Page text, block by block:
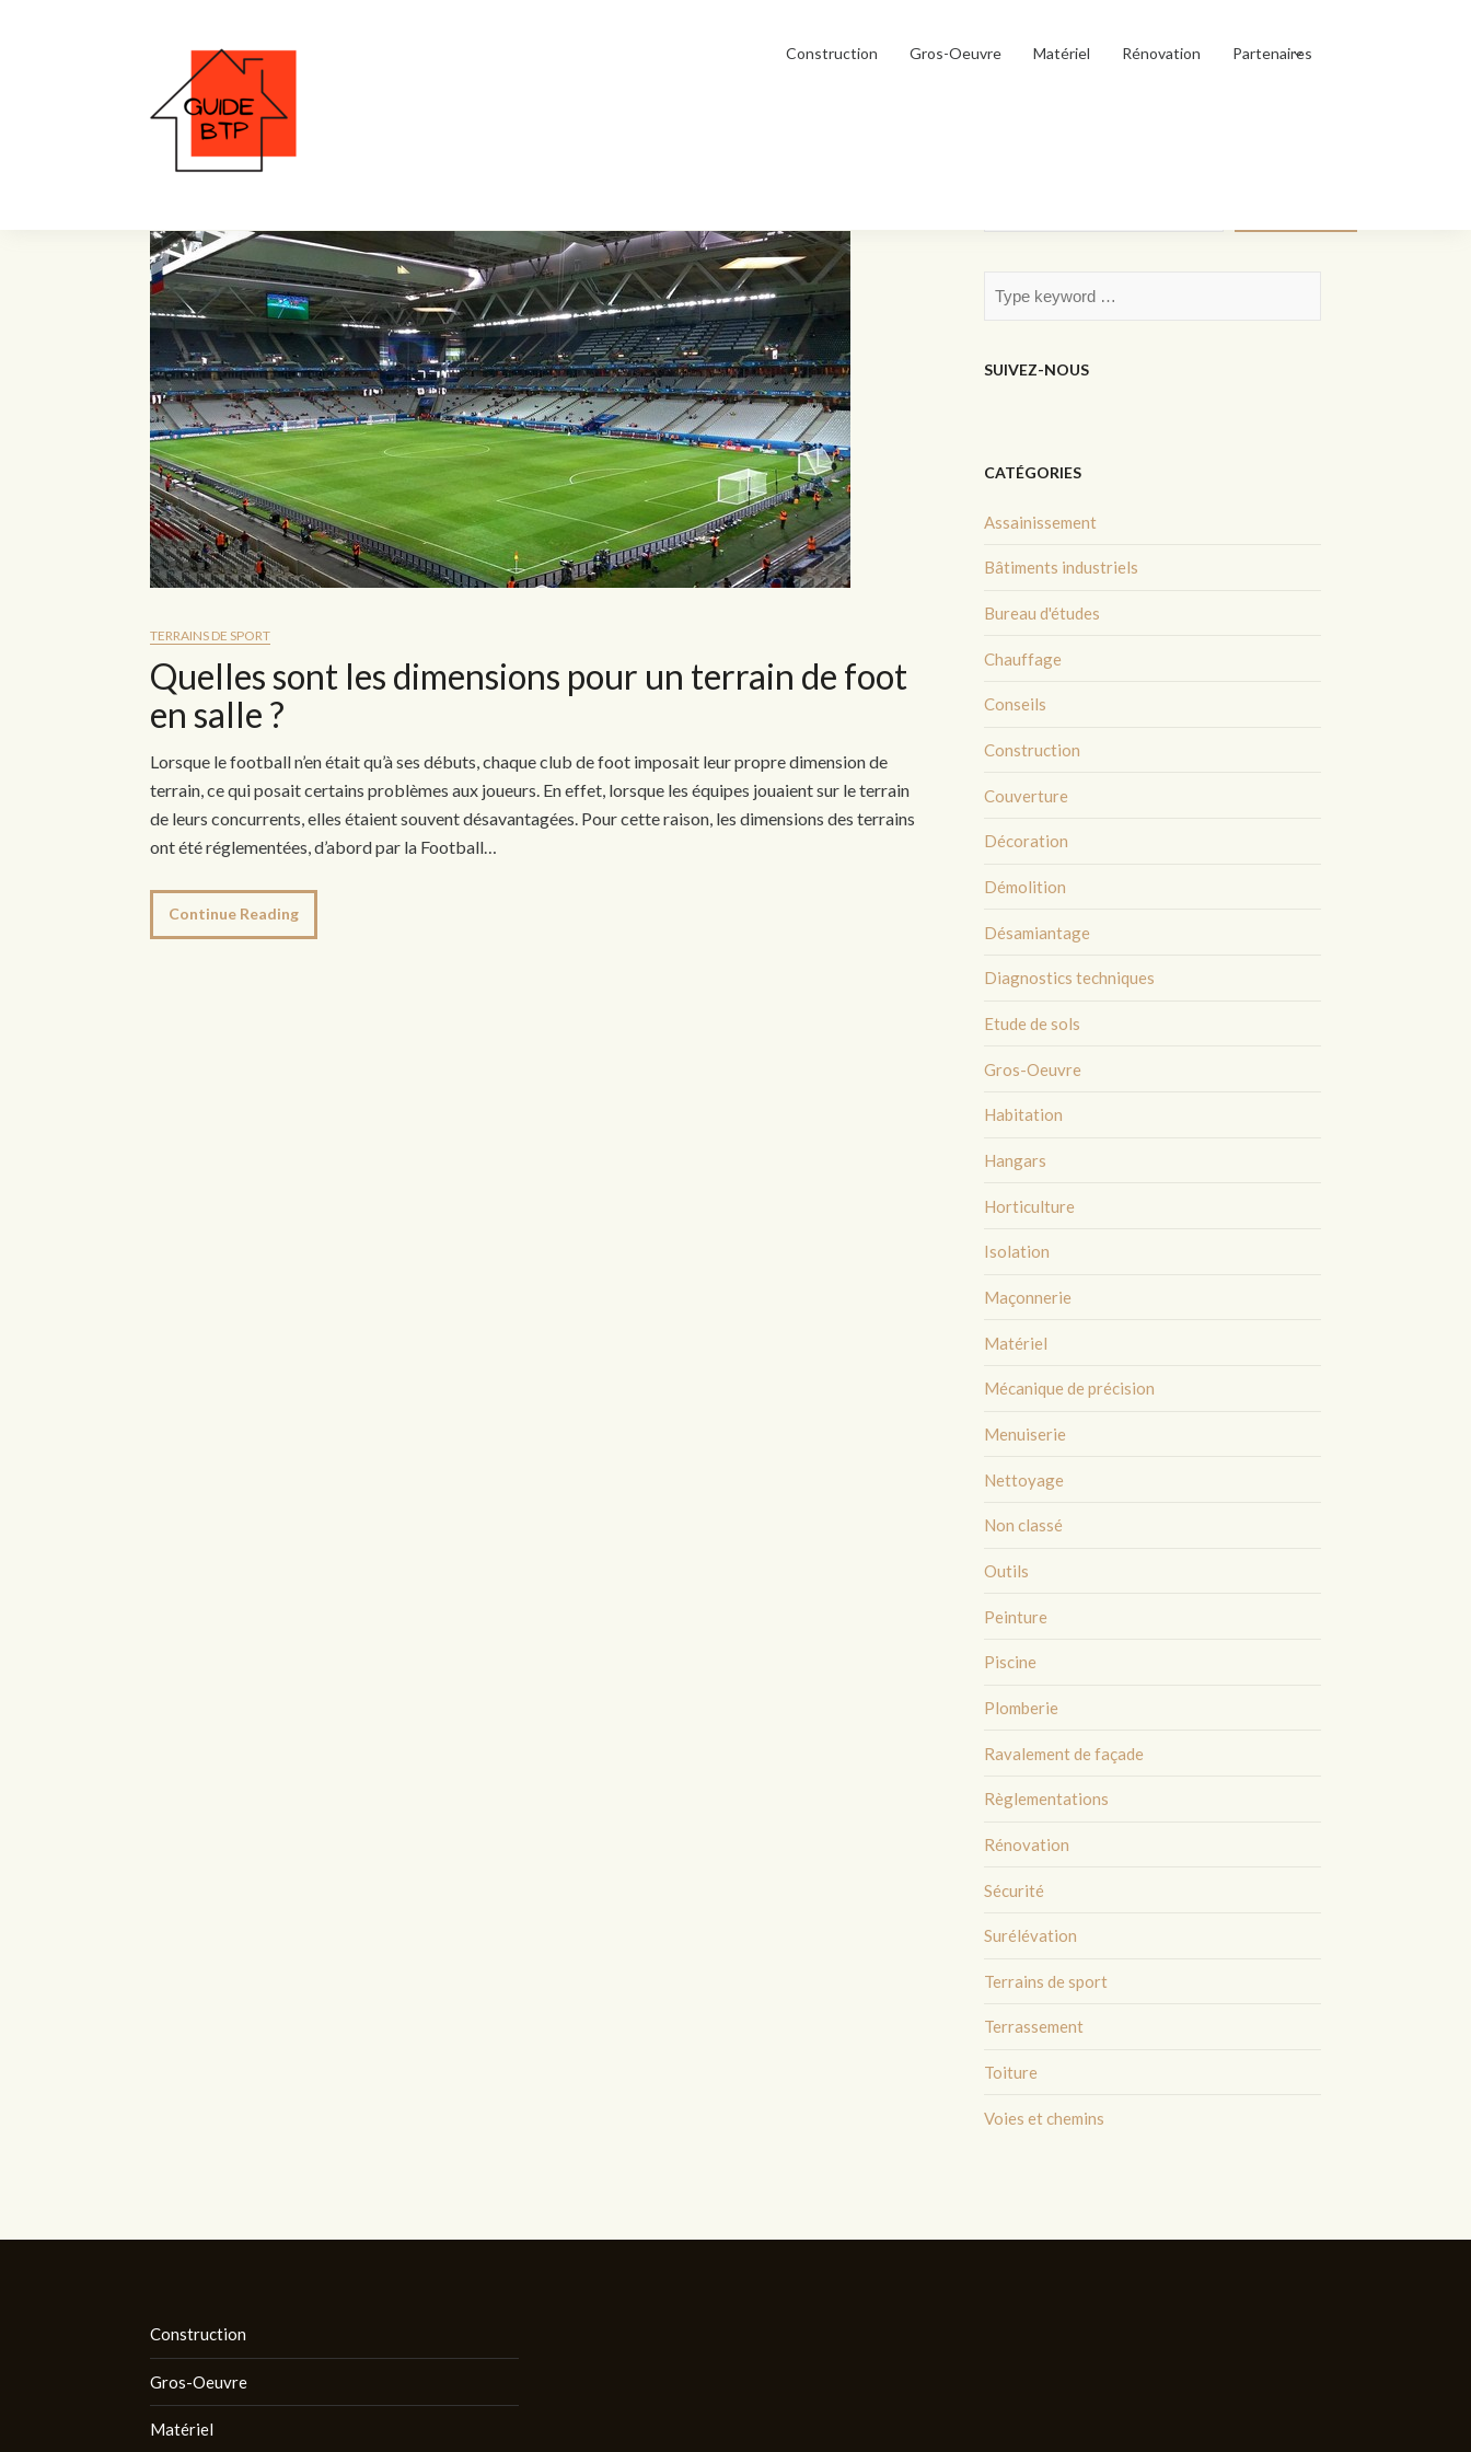
Construction Gros-Oeuvre Matériel Rénovation Partenaires
futsal
TERRAINS DE SPORT
Quelles sont les dimensions pour un terrain de foot
en salle ?
Lorsque le football n’en était qu’à ses débuts, chaque club de foot imposait leur propre dimension de
terrain, ce qui posait certains problèmes aux joueurs. En effet, lorsque les équipes jouaient sur le terrain
de leurs concurrents, elles étaient souvent désavantagées. Pour cette raison, les dimensions des terrains
ont été réglementées, d’abord par la Football…
Continue Reading
SUIVEZ-NOUS
CATÉGORIES
Assainissement
Bâtiments industriels
Bureau d'études
Chauffage
Conseils
Construction
Couverture
Décoration
Démolition
Désamiantage
Diagnostics techniques
Etude de sols
Gros-Oeuvre
Habitation
Hangars
Horticulture
Isolation
Maçonnerie
Matériel
Mécanique de précision
Menuiserie
Nettoyage
Non classé
Outils
Peinture
Piscine
Plomberie
Ravalement de façade
Règlementations
Rénovation
Sécurité
Surélévation
Terrains de sport
Terrassement
Toiture
Voies et chemins
Construction
Gros-Oeuvre
Matériel